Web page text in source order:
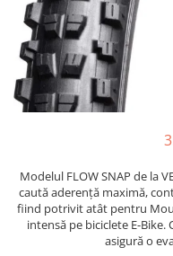
Stop trotineta
Faruri
https://
Aparatori (aripi)
Cricuri trotineta
Cauciucuri
https://
de-aer
https://
Modelul FLOW SNAP de la
caută aderență maximă,
fiind potrivit atât pentru
intensă pe biciclete E-
asigură o